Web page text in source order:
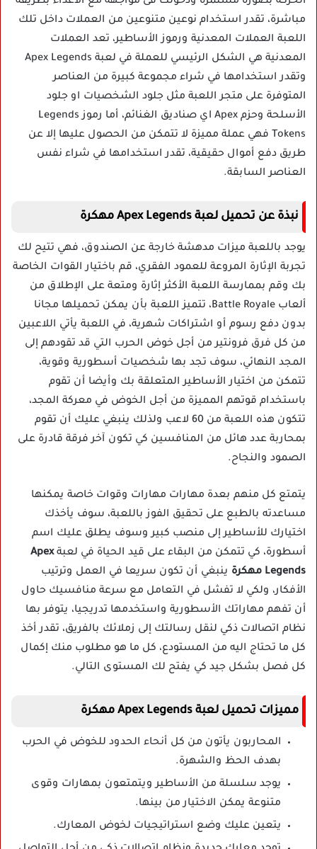
مباشرة، تقدر استخدام نوعين متنوعين من العملات داخل تلك
اللعبة العملات المعدنية ورموز الأساطير، تعد العملات
المعدنية هي الشكل الرئيسي للعملة في لعبة Apex Legends
وتقدر استخدامها في شراء مجموعة كبيرة من العناصر
المتوفرة على متجر اللعبة مثل جلود الشخصيات او جلود
الأسلحة وحزم Apex اي صناديق الغنائم، أما رموز Legends
Tokens فهي عملة مميزة لا تتمكن من الحصول عليها إلا عن
طريق دفع أموال حقيقية، تقدر استخدامها في شراء نفس
العناصر السابقة.
نبذة عن تحميل لعبة Apex Legends مهكرة
يوجد باللعبة ميزات مدهشة خارجة عن الصندوق، فهي تتيح لك
تجربة الإثارة المروعة للعمود الفقري، قم باختيار القوات الخاصة
بك وقم بممارسة اللعبة الأكثر إثارة ومتعة على الإطلاق من
ألعاب Battle Royale، تتميز اللعبة بأن يمكن تحميلها مجانا
بدون دفع رسوم أو اشتراكات شهرية، في اللعبة يأتي اللاعبين
من كل فرق فرونتير من أجل خوض الحرب التي قد تقودهم إلى
المجد النهائي، سوف تجد بها شخصيات أسطورية وقوية،
تتمكن من اختيار الأساطير المتعلقة بك وأيضا أن تقوم
باستخدام قوتهم المميزة من أجل الخوض في معركة المجد،
تتكون هذه اللعبة من 60 لاعب ولذلك ينبغي عليك أن تقوم
بمحاربة عدد هائل من المنافسين كي تكون آخر فرقة قادرة على
الصمود والنجاح.
يتمتع كل منهم بعدة مهارات مهارات وقوات خاصة يمكنها
مساعدته بالطبع على تحقيق الفوز باللعبة، سوف يأخذك
اختيارك للأساطير إلى منصب كبير وسوف يطلق عليك اسم
أسطورة، كي تتمكن من البقاء على قيد الحياة في لعبةApex
Legends مهكرة
ينبغي أن تكون سريعا في العمل وترتيب
الأفكار، ولكي لا تفشل في التعامل مع سرعة منافسيك حاول
أن تفهم مهاراتك الأسطورية واستخدمها تدريجيا، يتوفر بها
نظام اتصالات ذكي لنقل رسالتك إلى زملائك بالفريق، تقدر أخذ
كل ما تحتاج اليه من المستودع، كل ما هو مطلوب منك إكمال
كل فصل بشكل جيد كي يفتح لك المستوى التالي.
مميزات تحميل لعبة Apex Legends مهكرة
المحاربون يأتون من كل أنحاء الحدود للخوض في الحرب
بهدف الحظ والشهرة.
يوجد سلسلة من الأساطير ويتمتعون بمهارات وقوى
متنوعة يمكن الاختيار من بينها.
يتعين عليك وضع استراتيجيات لخوض المعارك.